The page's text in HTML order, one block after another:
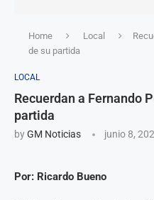
Home Local
de su partida
LOCAL
Recuerdan a Fernando
partida
byGM Noticias junio 8,
Por: Ricardo Bueno